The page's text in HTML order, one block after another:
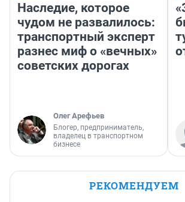
Наследие, которое
чудом не развалилось:
транспортный эксперт
разнес миф о «вечных»
советских дорогах
Олег Арефьев
Блогер, предприниматель,
владелец в транспортном
бизнесе
РЕКОМЕНДУЕМ